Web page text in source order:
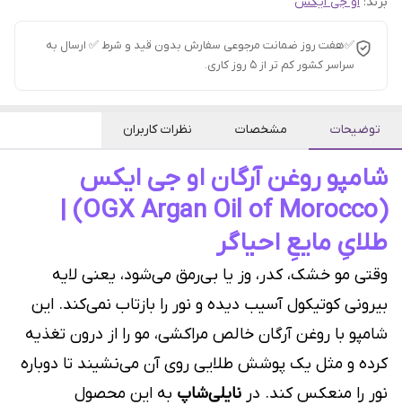
✅هفت روز ضمانت مرجوعی سفارش بدون قید و شرط ✅ ارسال به
سراسر کشور کم تر از 5 روز کاری.
توضیحات مشخصات نظرات کاربران
شامپو روغن آرگان او جی ایکس
(OGX Argan Oil of Morocco) |
طلایِ مایعِ احیاگر
وقتی مو خشک، کدر، وز یا بی‌رمق می‌شود، یعنی لایه
بیرونی کوتیکول آسیب دیده و نور را بازتاب نمی‌کند. این
شامپو با روغن آرگان خالص مراکشی، مو را از درون تغذیه
کرده و مثل یک پوشش طلایی روی آن می‌نشیند تا دوباره
نور را منعکس کند. در نایلی‌شاپ به این محصول